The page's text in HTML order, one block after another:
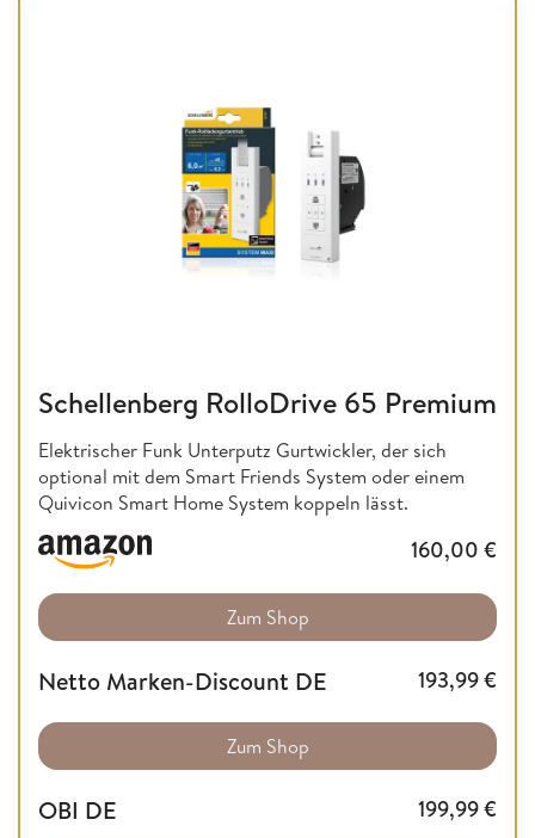
Schellenberg RolloDrive 65 Premium
Elektrischer Funk Unterputz Gurtwickler, der sich
optional mit dem Smart Friends System oder einem
Quivicon Smart Home System koppeln lässt.
160,00 €
Zum Shop
Netto Marken-Discount DE 193,99€
Zum Shop
OBI DE 199,99€